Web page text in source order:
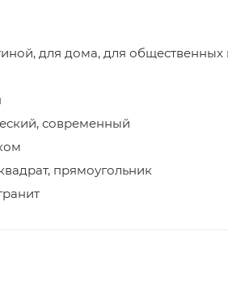
для дома, для
современный
прямоугольник